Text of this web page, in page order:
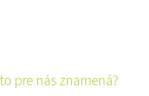
pre nás znamená?